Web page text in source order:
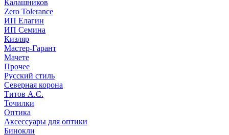
Калашников
Zero Tolerance
ИП Елагин
ИП Семина
Кизляр
Мастер-Гарант
Мачете
Прочее
Русский стиль
Северная корона
Титов А.С.
Точилки
Оптика
Аксессуары для оптики
Бинокли